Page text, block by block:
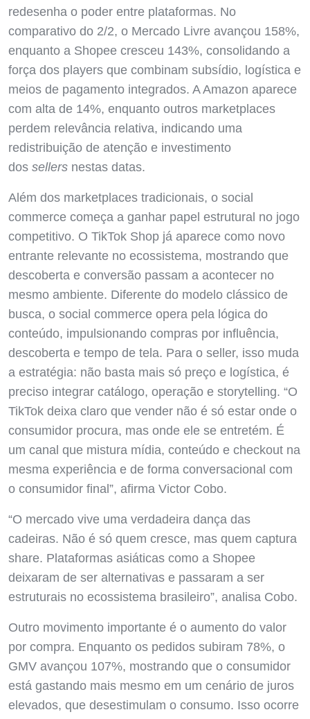
redesenha o poder entre plataformas. No
comparativo do 2/2, o Mercado Livre avançou 158%,
enquanto a Shopee cresceu 143%, consolidando a
força dos players que combinam subsídio, logística e
meios de pagamento integrados. A Amazon aparece
com alta de 14%, enquanto outros marketplaces
perdem relevância relativa, indicando uma
redistribuição de atenção e investimento
dos sellers nestas datas.
Além dos marketplaces tradicionais, o social
commerce começa a ganhar papel estrutural no jogo
competitivo. O TikTok Shop já aparece como novo
entrante relevante no ecossistema, mostrando que
descoberta e conversão passam a acontecer no
mesmo ambiente. Diferente do modelo clássico de
busca, o social commerce opera pela lógica do
conteúdo, impulsionando compras por influência,
descoberta e tempo de tela. Para o seller, isso muda
a estratégia: não basta mais só preço e logística, é
preciso integrar catálogo, operação e storytelling. “O
TikTok deixa claro que vender não é só estar onde o
consumidor procura, mas onde ele se entretém. É
um canal que mistura mídia, conteúdo e checkout na
mesma experiência e de forma conversacional com
o consumidor final”, afirma Victor Cobo.
“O mercado vive uma verdadeira dança das
cadeiras. Não é só quem cresce, mas quem captura
share. Plataformas asiáticas como a Shopee
deixaram de ser alternativas e passaram a ser
estruturais no ecossistema brasileiro”, analisa Cobo.
Outro movimento importante é o aumento do valor
por compra. Enquanto os pedidos subiram 78%, o
GMV avançou 107%, mostrando que o consumidor
está gastando mais mesmo em um cenário de juros
elevados, que desestimulam o consumo. Isso ocorre